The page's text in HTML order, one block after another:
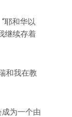
耶和华以
继续存着
和我在教
为一个由